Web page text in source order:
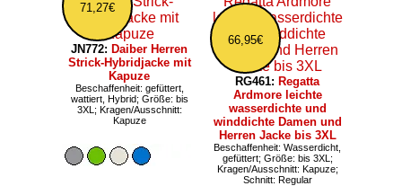
71,27€
JN772: Daiber Herren
Strick-Hybridjacke mit
Kapuze
Beschaffenheit: gefüttert,
wattiert, Hybrid; Größe: bis
3XL; Kragen/Ausschnitt:
Kapuze
66,95€
RG461: Regatta
Ardmore leichte
wasserdichte und
winddichte Damen und
Herren Jacke bis 3XL
Beschaffenheit: Wasserdicht,
gefüttert; Größe: bis 3XL;
Kragen/Ausschnitt: Kapuze;
Schnitt: Regular